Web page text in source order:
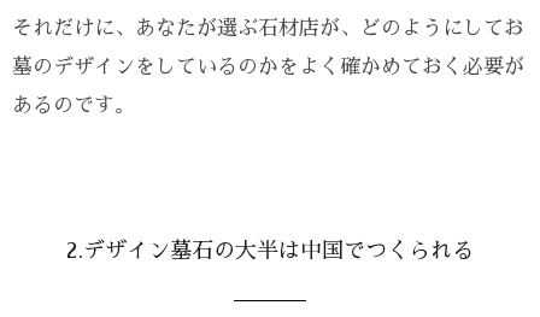
それだけに、あなたが選ぶ石材店が、どのようにしてお
墓のデザインをしているのかをよく確かめておく必要が
あるのです。
2.デザイン墓石の大半は中国でつくられる